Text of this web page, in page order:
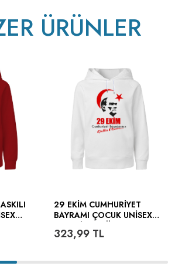
ÜRÜNLER
29 EKIM CUMHURIYET
BAYRAMI ÇOCUK UNISEX
323,99TL